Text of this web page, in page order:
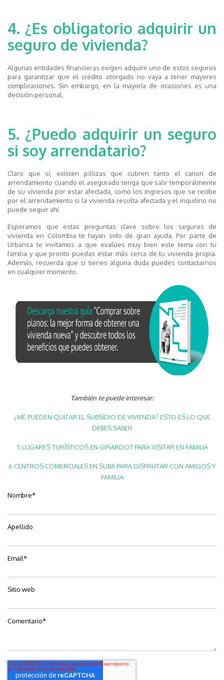
4. ¿Es obligatorio adquirir un
seguro de vivienda?
Algunas entidades financieras exigen adquirir uno de estos seguros
para garantizar que el crédito otorgado no vaya a tener mayores
complicaciones. Sin embargo, en la mayoría de ocasiones es una
decisión personal.
5. ¿Puedo adquirir un seguro
si soy arrendatario?
Claro que sí, existen pólizas que cubren tanto el canon de
arrendamiento cuando el asegurado tenga que salir temporalmente
de su vivienda por estar afectada, como los ingresos que se recibe
por el arrendamiento si la vivienda resulta afectada y el inquilino no
puede seguir ahí.
Esperamos que estas preguntas clave sobre los seguros de
vivienda en Colombia te hayan sido de gran ayuda. Por parte de
Urbansa te invitamos a que evalúes muy bien este tema con tu
familia y que pronto puedas estar más cerca de tu vivienda propia.
Además, recuerda que si tienes alguna duda puedes contactarnos
en cualquier momento.
También te puede interesar:
¿ME PUEDEN QUITAR EL SUBSIDIO DE VIVIENDA? ESTO ES LO QUE
DEBES SABER
5 LUGARES TURÍSTICOS EN GIRARDOT PARA VISITAR EN FAMILIA
6 CENTROS COMERCIALES EN SUBA PARA DISFRUTAR CON AMIGOS Y
FAMILIA
Nombre*
Apellido
Email*
Sitio web
Comentario*